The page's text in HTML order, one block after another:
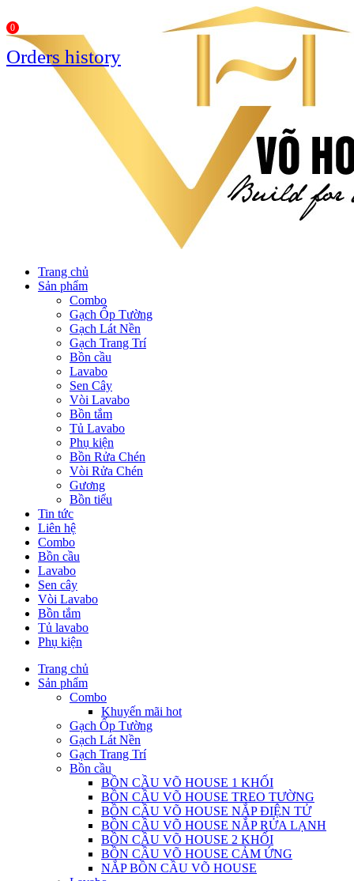
Trang chủ
Sản phẩm
Combo
Gạch Ốp Tường
Gạch Lát Nền
Gạch Trang Trí
Bồn cầu
Lavabo
Sen Cây
Vòi Lavabo
Bồn tắm
Tủ Lavabo
Phụ kiện
Bồn Rửa Chén
Vòi Rửa Chén
Gương
Bồn tiểu
Tin tức
Liên hệ
Combo
Bồn cầu
Lavabo
Sen cây
Vòi Lavabo
Bồn tắm
Tủ lavabo
Phụ kiện
Trang chủ
Sản phẩm
Combo
Khuyến mãi hot
Gạch Ốp Tường
Gạch Lát Nền
Gạch Trang Trí
Bồn cầu
BỒN CẦU VÕ HOUSE 1 KHỐI
BỒN CẦU VÕ HOUSE TREO TƯỜNG
BỒN CẦU VÕ HOUSE NẮP ĐIỆN TỬ
BỒN CẦU VÕ HOUSE NẮP RỬA LẠNH
BỒN CẦU VÕ HOUSE 2 KHỐI
BỒN CẦU VÕ HOUSE CẢM ỨNG
NẮP BỒN CẦU VÕ HOUSE
0
Orders history